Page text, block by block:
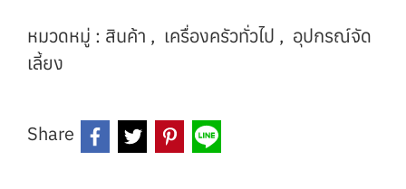
หมวดหมู่ : สินค้า , เครื่องครัวทั่วไป , อุปกรณ์จัด
เลี้ยง
Share